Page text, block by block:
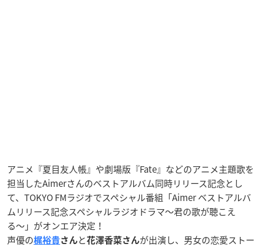
アニメ『夏目友人帳』や劇場版『Fate』などのアニメ主題歌を
担当したAimerさんのベストアルバム同時リリース記念とし
て、TOKYO FMラジオでスペシャル番組「Aimer ベストアルバ
ムリリース記念スペシャルラジオドラマ〜君の歌が聴こえ
る〜」がオンエア決定！
声優の梶裕貴さんと花澤香菜さんが出演し、男女の恋愛ストー